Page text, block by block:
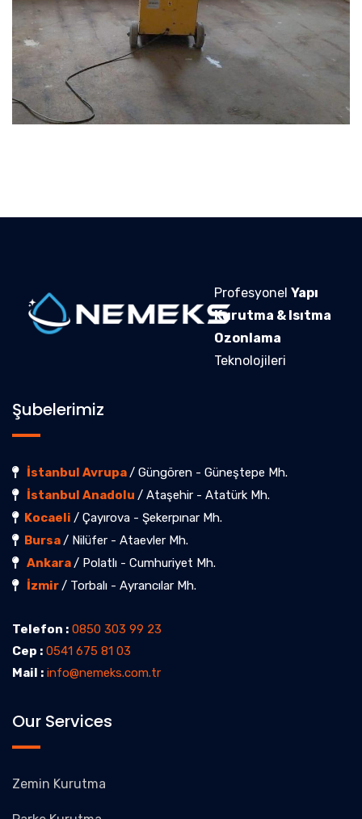
Profesyonel Yapı
Kurutma & Isıtma
Ozonlama
Teknolojileri
Şubelerimiz
İstanbul Avrupa/ Güngören - Güneştepe Mh.
İstanbul Anadolu / Ataşehir - Atatürk Mh.
Kocaeli / Çayırova - Şekerpınar Mh.
Bursa/ Nilüfer - Ataevler Mh.
Ankara/ Polatlı - Cumhuriyet Mh.
İzmir/ Torbalı - Ayrancılar Mh.
Telefon : 0850 303 99 23
Cep : 0541 675 81 03
Mail : info@nemeks.com.tr
Our Services
Zemin Kurutma